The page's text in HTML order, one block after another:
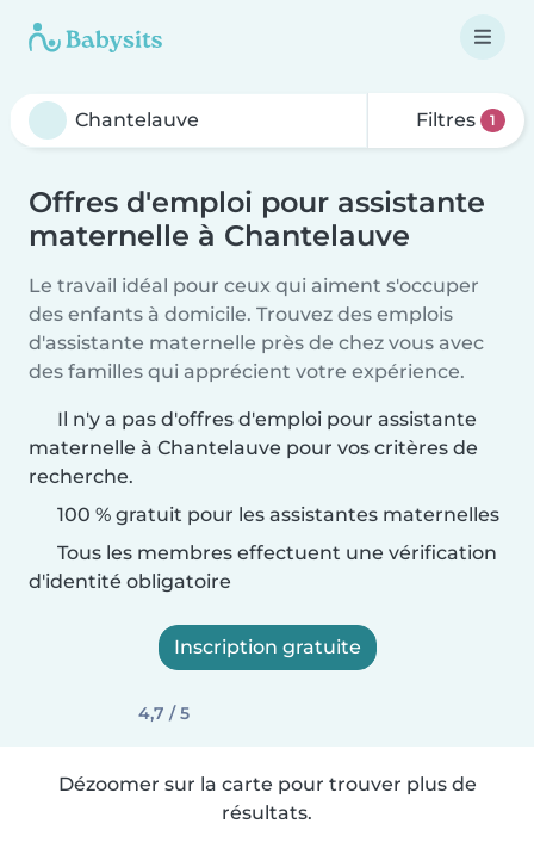
Filtres 1
Offres d'emploi pour assistante
maternelle à Chantelauve
Le travail idéal pour ceux qui aiment s'occuper
des enfants à domicile. Trouvez des emplois
d'assistante maternelle près de chez vous avec
des familles qui apprécient votre expérience.
Il n'y a pas d'offres d'emploi pour assistante
maternelle à Chantelauve pour vos critères de
recherche.
100 % gratuit pour les assistantes maternelles
Tous les membres effectuent une vérification
d'identité obligatoire
Inscription gratuite
4,7 / 5
Dézoomer sur la carte pour trouver plus de
résultats.